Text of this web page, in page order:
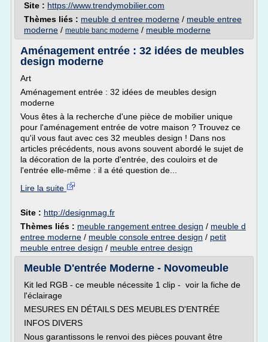
Site : https://www.trendymobilier.com
Thèmes liés : meuble d entree moderne / meuble entree
moderne / meuble banc moderne / meuble moderne
Aménagement entrée : 32 idées de meubles
design moderne
Art
Aménagement entrée : 32 idées de meubles design
moderne
Vous êtes à la recherche d'une pièce de mobilier unique
pour l'aménagement entrée de votre maison ? Trouvez ce
qu'il vous faut avec ces 32 meubles design ! Dans nos
articles précédents, nous avons souvent abordé le sujet de
la décoration de la porte d'entrée, des couloirs et de
l'entrée elle-même : il a été question de...
Lire la suite
Site : http://designmag.fr
Thèmes liés : meuble rangement entree design / meuble d
entree moderne / meuble console entree design / petit
meuble entree design / meuble entree design
Meuble D'entrée Moderne - Novomeuble
Kit led RGB - ce meuble nécessite 1 clip - voir la fiche de
l'éclairage
MESURES EN DÉTAILS DES MEUBLES D'ENTRÉE
INFOS DIVERS
Nous garantissons le renvoi des pièces pouvant être